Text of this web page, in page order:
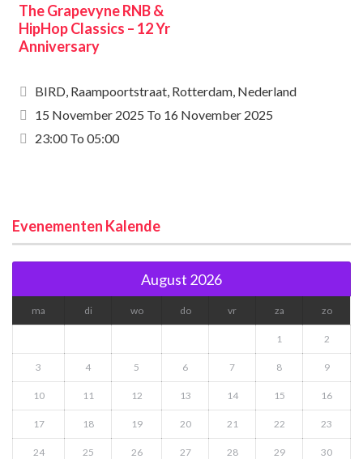
The Grapevyne RNB &
HipHop Classics – 12 Yr
Anniversary
BIRD, Raampoortstraat, Rotterdam, Nederland
15 November 2025 To 16 November 2025
23:00 To 05:00
Evenementen Kalende
August 2026
ma di wo do vr za zo
1 2
3 4 5 6 7 8 9
10 11 12 13 14 15 16
17 18 19 20 21 22 23
24 25 26 27 28 29 30